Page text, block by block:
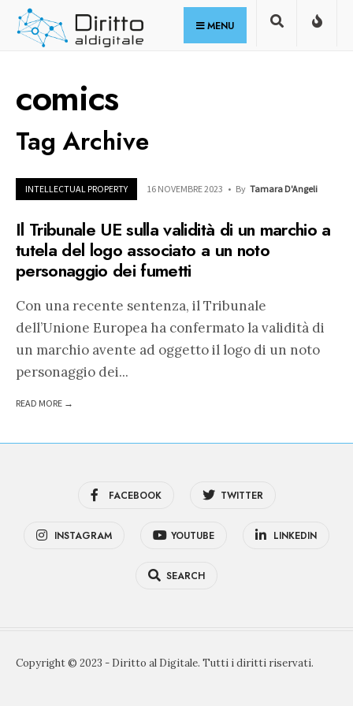
Skip
MENU
comics
Tag Archive
INTELLECTUAL PROPERTY 16 NOVEMBRE 2023 • By Tamara D'Angeli
Il Tribunale UE sulla validità di un marchio a
tutela del logo associato a un noto
personaggio dei fumetti
Con una recente sentenza, il Tribunale
dell’Unione Europea ha confermato la validità di
un marchio avente ad oggetto il logo di un noto
personaggio dei...
READ MORE →
FACEBOOK TWITTER
INSTAGRAM YOUTUBE LINKEDIN
SEARCH
Copyright © 2023 - Diritto al Digitale. Tutti i diritti riservati.